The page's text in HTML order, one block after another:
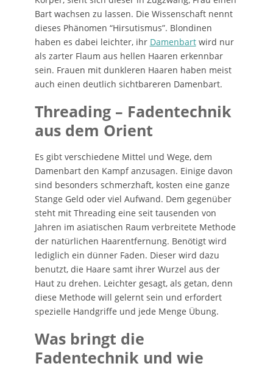
Bart wachsen zu lassen. Die Wissenschaft nennt
dieses Phänomen “Hirsutismus”. Blondinen
haben es dabei leichter, ihr Damenbartwird nur
als zarter Flaum aus hellen Haaren erkennbar
sein. Frauen mit dunkleren Haaren haben meist
auch einen deutlich sichtbareren Damenbart.
Threading – Fadentechnik
aus dem Orient
Es gibt verschiedene Mittel und Wege, dem
Damenbart den Kampf anzusagen. Einige davon
sind besonders schmerzhaft, kosten eine ganze
Stange Geld oder viel Aufwand. Dem gegenüber
steht mit Threading eine seit tausenden von
Jahren im asiatischen Raum verbreitete Methode
der natürlichen Haarentfernung. Benötigt wird
lediglich ein dünner Faden. Dieser wird dazu
benutzt, die Haare samt ihrer Wurzel aus der
Haut zu drehen. Leichter gesagt, als getan, denn
diese Methode will gelernt sein und erfordert
spezielle Handgriffe und jede Menge Übung.
Was bringt die
Fadentechnik und wie